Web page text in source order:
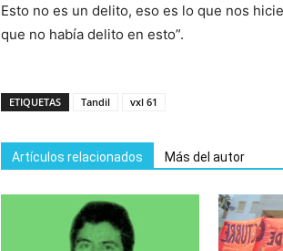
Esto no es un delito, eso es lo que nos
que no había delito en esto”.
ETIQUETAS Tandil vxl 61
Artículos relacionados Más del autor